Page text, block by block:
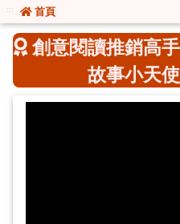
::: 首頁
創意閱讀推銷高
故事小天